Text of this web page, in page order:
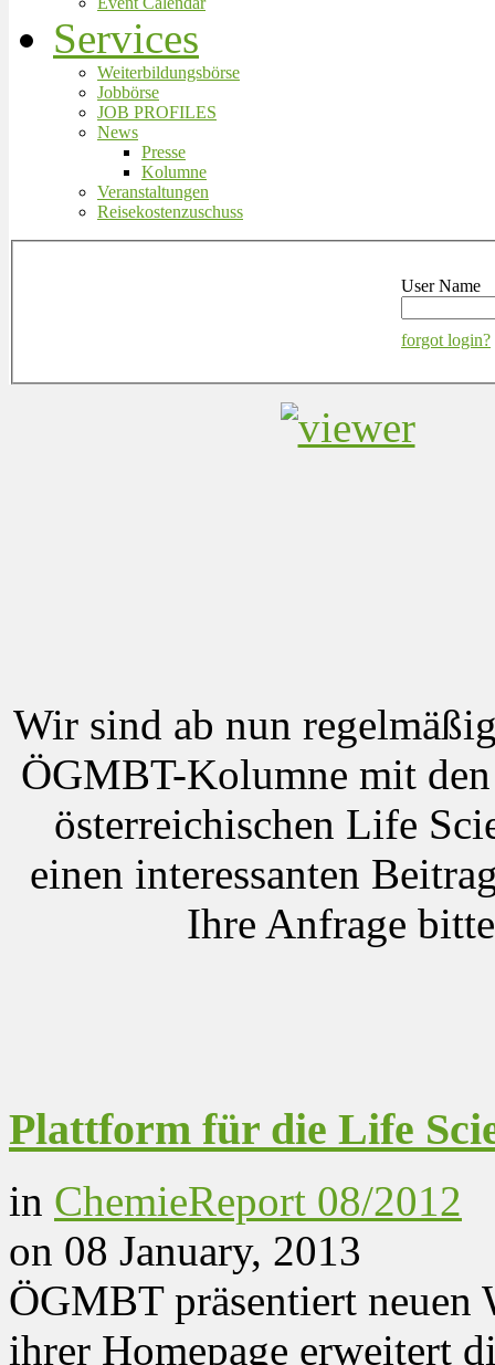
Services
Weiterbildungsbörse
Jobbörse
JOB PROFILES
News
Presse
Kolumne
Veranstaltungen
Reisekostenzuschuss
User Name
forgot login?
Wir sind ab nun
ÖGMBT-Kolumne mit
österreichischen Life
einen interessanten
Ihre Anfrage
Plattform für die Life
in ChemieReport 08/2012
on 08 January, 2013
ÖGMBT präsentiert
ihrer Homepage erweitert